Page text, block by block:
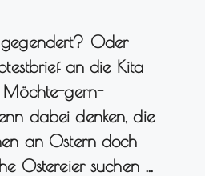
Oder
an die Kita
Möchte-gern-
dabei denken, die
an Ostern doch
Ostereier suchen …